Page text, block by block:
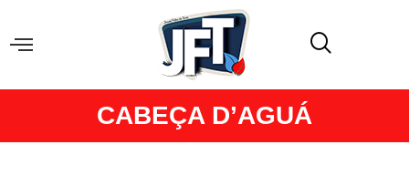
CABEÇA D’AGUÁ